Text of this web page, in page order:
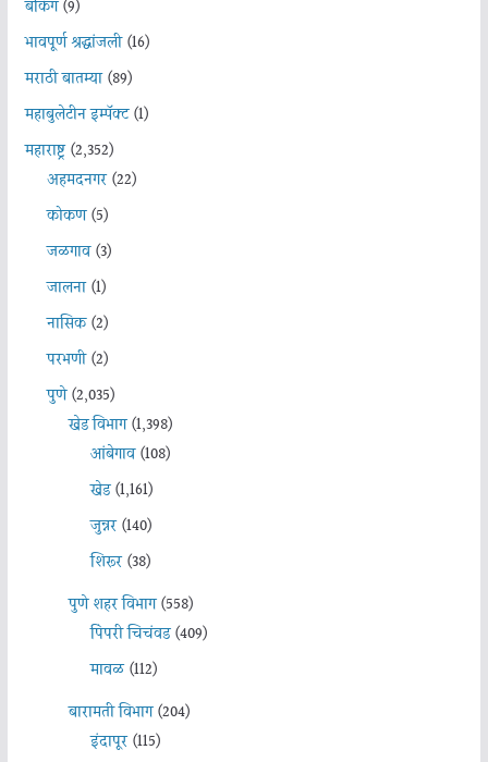
बँकिंग(9)
भावपूर्ण श्रद्धांजली(16)
मराठी बातम्या(89)
महाबुलेटीन इम्पॅक्ट(1)
महाराष्ट्र(2,352)
अहमदनगर(22)
कोकण(5)
जळगाव(3)
जालना(1)
नासिक(2)
परभणी(2)
पुणे(2,035)
खेड विभाग(1,398)
आंबेगाव(108)
खेड(1,161)
जुन्नर(140)
शिरूर(38)
पुणे शहर विभाग(558)
पिंपरी चिचंवड(409)
मावळ(112)
बारामती विभाग(204)
इंदापूर(115)